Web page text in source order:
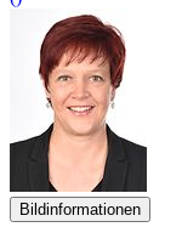
Bildinformationen